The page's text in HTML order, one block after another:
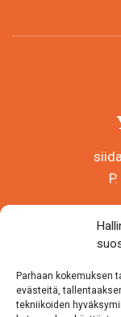
Parhaan kokemuksen
evästeitä,
tekniikoiden